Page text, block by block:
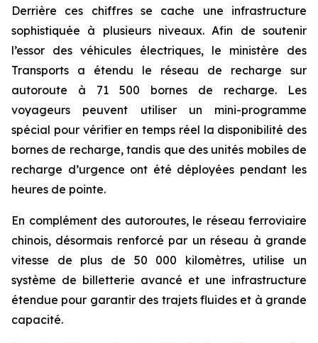
Derrière ces chiffres se cache une infrastructure
sophistiquée à plusieurs niveaux. Afin de soutenir
l’essor des véhicules électriques, le ministère des
Transports a étendu le réseau de recharge sur
autoroute à 71 500 bornes de recharge. Les
voyageurs peuvent utiliser un mini-programme
spécial pour vérifier en temps réel la disponibilité des
bornes de recharge, tandis que des unités mobiles de
recharge d’urgence ont été déployées pendant les
heures de pointe.
En complément des autoroutes, le réseau ferroviaire
chinois, désormais renforcé par un réseau à grande
vitesse de plus de 50 000 kilomètres, utilise un
système de billetterie avancé et une infrastructure
étendue pour garantir des trajets fluides et à grande
capacité.